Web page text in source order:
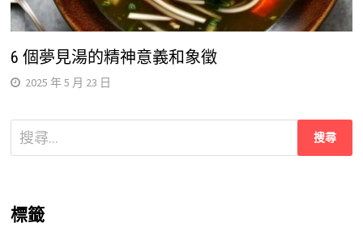
6 個夢見湯的精神意義和象徵
2025 年 5 月 23 日
搜
尋
字:
標籤